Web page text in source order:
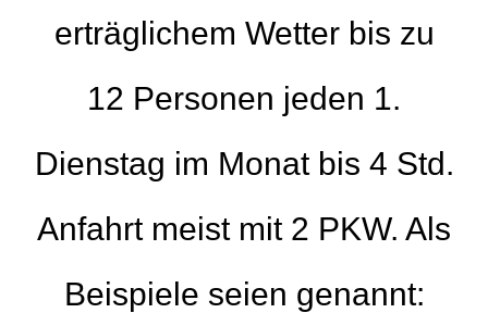
erträglichem Wetter bis zu
12 Personen jeden 1.
Dienstag im Monat bis 4 Std.
Anfahrt meist mit 2 PKW. Als
Beispiele seien genannt: